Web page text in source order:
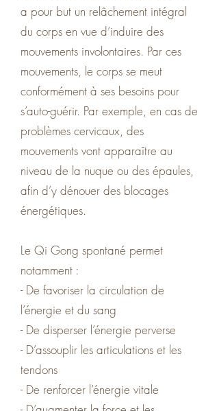
a pour but un relâchement intégral
du corps en vue d’induire des
mouvements involontaires. Par ces
mouvements, le corps se meut
conformément à ses besoins pour
s’auto-guérir. Par exemple, en cas de
problèmes cervicaux, des
mouvements vont apparaître au
niveau de la nuque ou des épaules,
afin d’y dénouer des blocages
énergétiques.
Le Qi Gong spontané permet
notamment :
- De favoriser la circulation de
l’énergie et du sang
- De disperser l’énergie perverse
- D’assouplir les articulations et les
tendons
- De renforcer l’énergie vitale